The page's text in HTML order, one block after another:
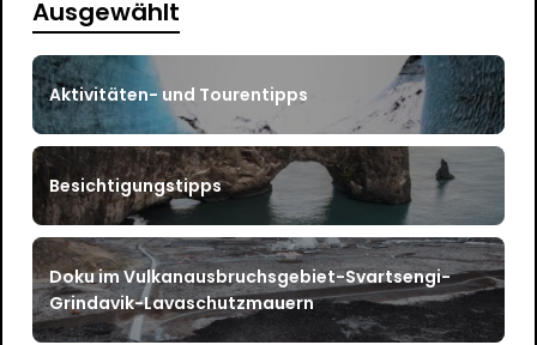
Ausgewählt
Aktivitäten- und Tourentipps
Besichtigungstipps
Doku im Vulkanausbruchsgebiet-Svartsengi-
Grindavik-Lavaschutzmauern